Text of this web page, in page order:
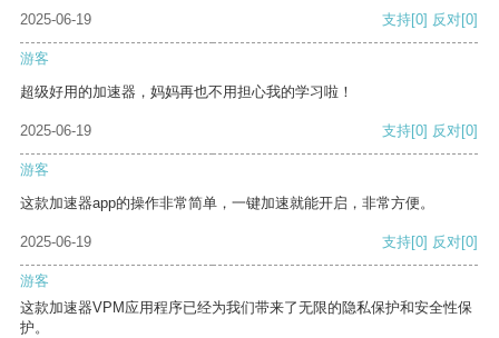
2025-06-19 支持[0] 反对[0]
游客
超级好用的加速器，妈妈再也不用担心我的学习啦！
2025-06-19 支持[0] 反对[0]
游客
这款加速器app的操作非常简单，一键加速就能开启，非常方便。
2025-06-19 支持[0] 反对[0]
游客
这款加速器VPM应用程序已经为我们带来了无限的隐私保护和安全性保
护。